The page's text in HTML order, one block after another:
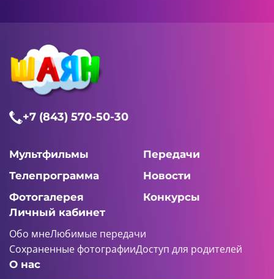
+7 (843) 570-50-30
Мультфильмы
Передачи
Телепрограмма
Новости
Фотогалерея
Конкурсы
Личный кабинет
Обо мнеЛюбимые передачи
Сохраненные фотографииДоступ для родителей
О нас